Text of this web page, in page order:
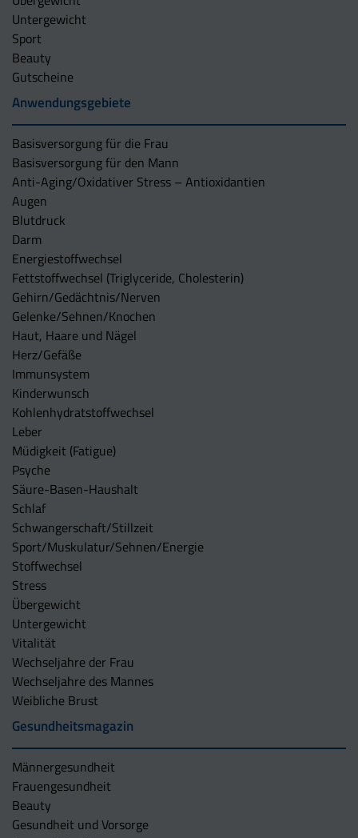
Untergewicht
Sport
Beauty
Gutscheine
Anwendungsgebiete
Basisversorgung für die Frau
Basisversorgung für den Mann
Anti-Aging/Oxidativer Stress – Antioxidantien
Augen
Blutdruck
Darm
Energiestoffwechsel
Fettstoffwechsel (Triglyceride, Cholesterin)
Gehirn/Gedächtnis/Nerven
Gelenke/Sehnen/Knochen
Haut, Haare und Nägel
Herz/Gefäße
Immunsystem
Kinderwunsch
Kohlenhydratstoffwechsel
Leber
Müdigkeit (Fatigue)
Psyche
Säure-Basen-Haushalt
Schlaf
Schwangerschaft/Stillzeit
Sport/Muskulatur/Sehnen/Energie
Stoffwechsel
Stress
Übergewicht
Untergewicht
Vitalität
Wechseljahre der Frau
Wechseljahre des Mannes
Weibliche Brust
Gesundheitsmagazin
Männergesundheit
Frauengesundheit
Beauty
Gesundheit und Vorsorge